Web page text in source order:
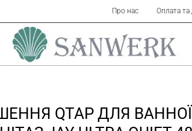
Про нас Оплата та
QTAP ДЛЯ